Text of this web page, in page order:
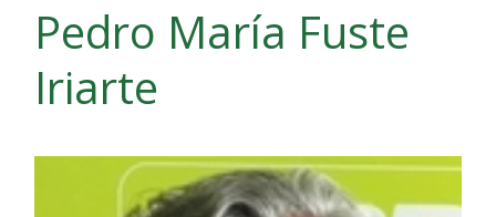
Pedro María Fuste
Iriarte